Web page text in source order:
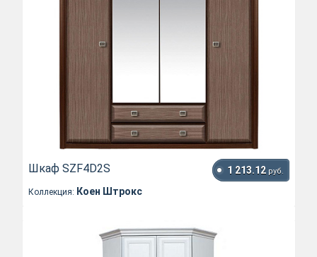
Шкаф SZF4D2S 1 213.12 руб.
Коллекция: Коен Штрокс